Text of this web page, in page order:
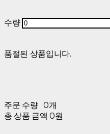
수량
품절된 상품입니다.
주문 수량 0개
총 상품 금액 0원